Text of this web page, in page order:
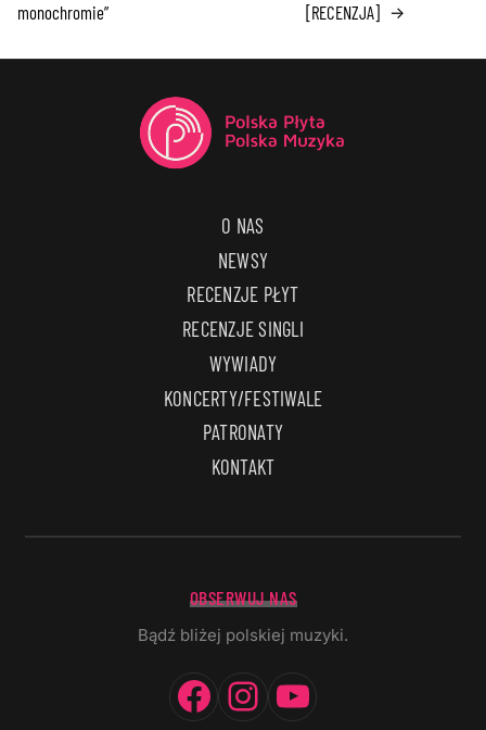
monochromie”
[RECENZJA] →
O NAS
NEWSY
RECENZJE PŁYT
RECENZJE SINGLI
WYWIADY
KONCERTY/FESTIWALE
PATRONATY
KONTAKT
OBSERWUJ NAS
Bądź bliżej polskiej muzyki.
Facebook
Instagram